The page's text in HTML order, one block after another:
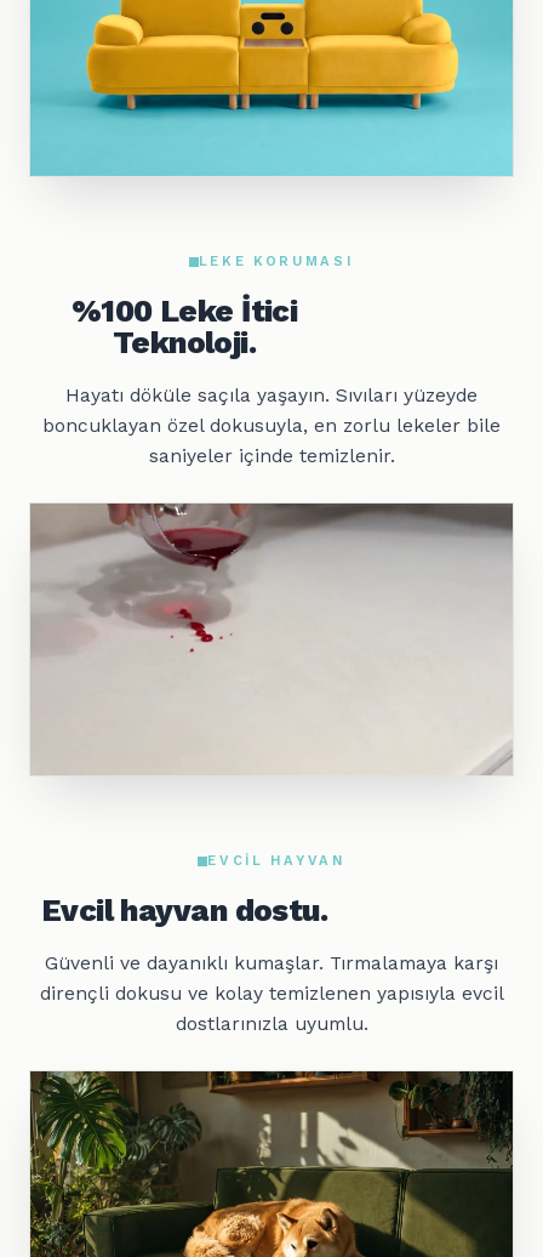
LEKE KORUMASI
%100 Leke İtici
Teknoloji.
Hayatı döküle saçıla yaşayın. Sıvıları yüzeyde
boncuklayan özel dokusuyla, en zorlu lekeler bile
saniyeler içinde temizlenir.
EVCIL HAYVAN
Evcil hayvan dostu.
Güvenli ve dayanıklı kumaşlar. Tırmalamaya karşı
dirençli dokusu ve kolay temizlenen yapısıyla evcil
dostlarınızla uyumlu.